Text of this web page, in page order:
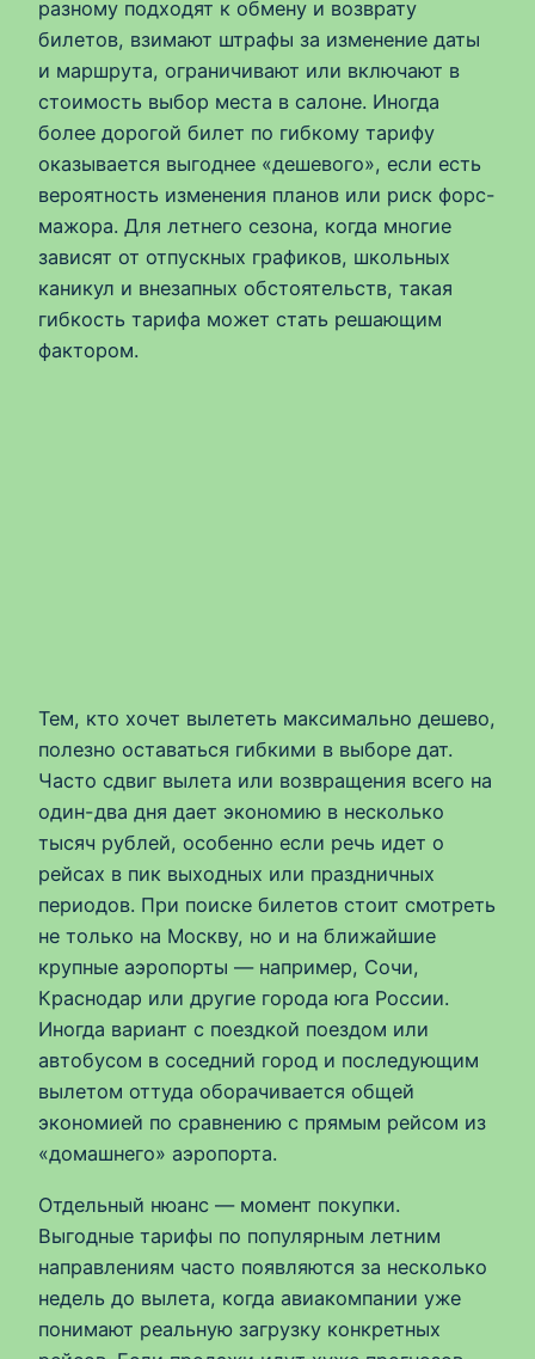
разному подходят к обмену и возврату
билетов, взимают штрафы за изменение даты
и маршрута, ограничивают или включают в
стоимость выбор места в салоне. Иногда
более дорогой билет по гибкому тарифу
оказывается выгоднее «дешевого», если есть
вероятность изменения планов или риск форс-
мажора. Для летнего сезона, когда многие
зависят от отпускных графиков, школьных
каникул и внезапных обстоятельств, такая
гибкость тарифа может стать решающим
фактором.
Тем, кто хочет вылететь максимально дешево,
полезно оставаться гибкими в выборе дат.
Часто сдвиг вылета или возвращения всего на
один-два дня дает экономию в несколько
тысяч рублей, особенно если речь идет о
рейсах в пик выходных или праздничных
периодов. При поиске билетов стоит смотреть
не только на Москву, но и на ближайшие
крупные аэропорты — например, Сочи,
Краснодар или другие города юга России.
Иногда вариант с поездкой поездом или
автобусом в соседний город и последующим
вылетом оттуда оборачивается общей
экономией по сравнению с прямым рейсом из
«домашнего» аэропорта.
Отдельный нюанс — момент покупки.
Выгодные тарифы по популярным летним
направлениям часто появляются за несколько
недель до вылета, когда авиакомпании уже
понимают реальную загрузку конкретных